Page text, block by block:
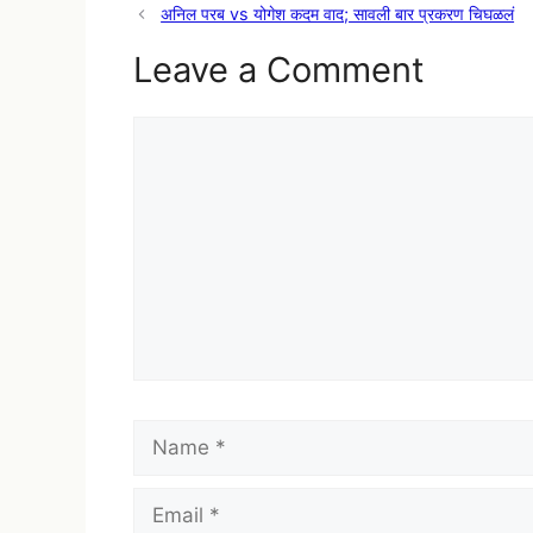
अनिल परब vs योगेश कदम वाद; सावली बार प्रकरण चिघळलं
Leave a Comment